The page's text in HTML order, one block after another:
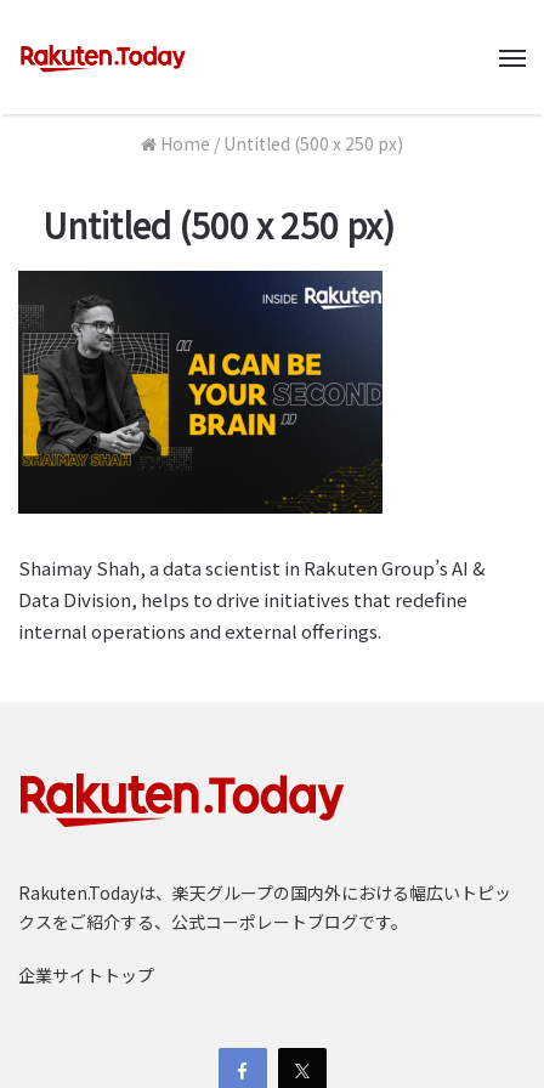
Home / Untitled (500 x 250 px)
Untitled (500 x 250 px)
Shaimay Shah, a data scientist in Rakuten Group’s AI &
Data Division, helps to drive initiatives that redefine
internal operations and external offerings.
Rakuten.Todayは、楽天グループの国内外における幅広いトピッ
クスをご紹介する、公式コーポレートブログです。
企業サイトトップ